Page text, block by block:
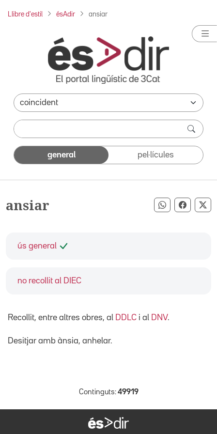
Llibre d'estil ésAdir ansiar
general pel·lícules
ansiar Compartir
ús general
no recollit al DIEC
Recollit, entre altres obres, al DDLC i al DNV.
Desitjar amb ànsia, anhelar.
Continguts: 49919